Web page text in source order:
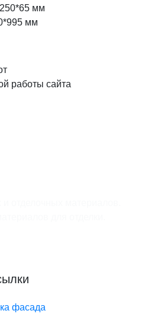
250*65 мм
мм
работы сайта
фасада